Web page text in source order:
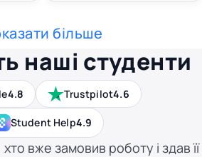
більше
4.8 Trustpilot4.6
Student Help4.9
наші студенти
хто вже замовив роботу і здав її